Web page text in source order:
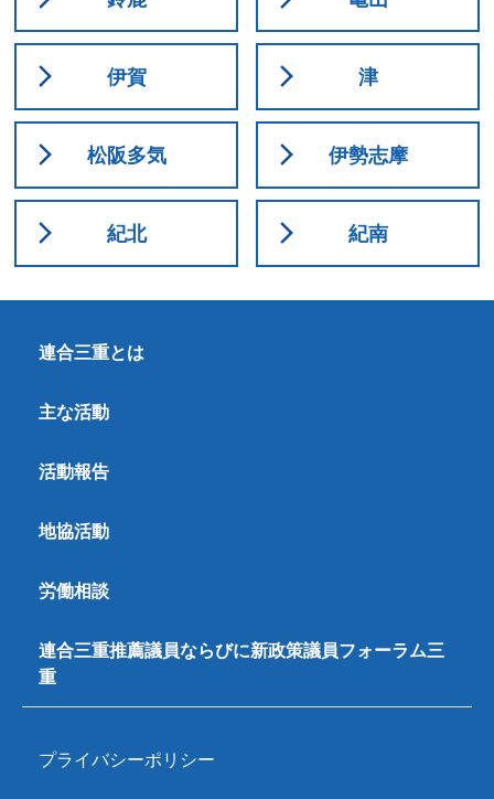
伊賀 津
松阪多気 伊勢志摩
紀北 紀南
連合三重とは
主な活動
活動報告
地協活動
労働相談
連合三重推薦議員ならびに新政策議員フォーラム三
重
プライバシーポリシー